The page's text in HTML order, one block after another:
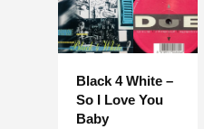
Black 4 White –
So I Love You
Baby